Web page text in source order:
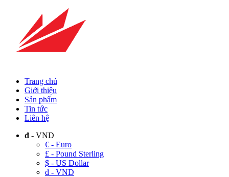
Trang chủ
Giới thiệu
Sản phẩm
Tin tức
Liên hệ
đ - VND
€ - Euro
£ - Pound Sterling
$ - US Dollar
đ - VND